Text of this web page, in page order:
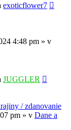
exoticflower7
4:48 pm » v
JUGGLER
/ zdanovanie
pm » v Dane a